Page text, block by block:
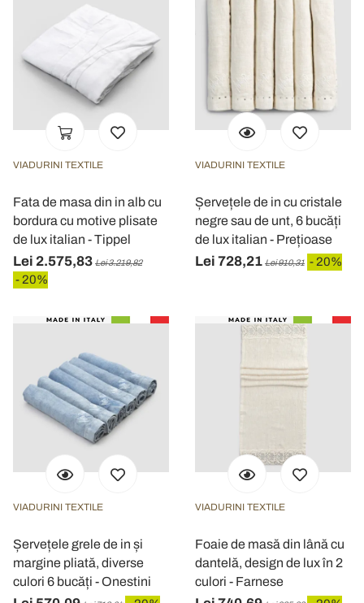
VIADURINI TEXTILE
Fata de masa din in alb cu
bordura cu motive plisate
de lux italian - Tippel
Lei 2.575,83 Lei 3.219,82
- 20%
VIADURINI TEXTILE
Șervețele de in cu cristale
negre sau de unt, 6 bucăți
de lux italian - Prețioase
Lei 728,21 Lei 910,31 - 20%
VIADURINI TEXTILE
Șervețele grele de in și
margine pliată, diverse
culori 6 bucăți - Onestini
VIADURINI TEXTILE
Foaie de masă din lână cu
dantelă, design de lux în 2
culori - Farnese